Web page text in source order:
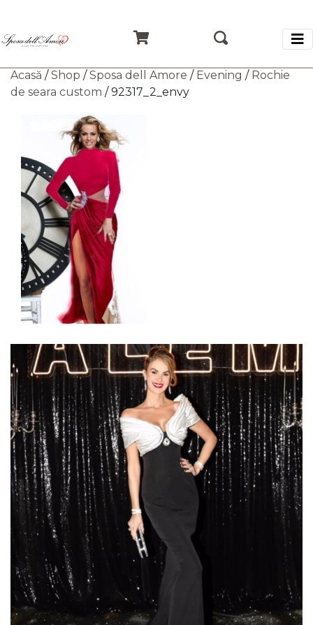
Acasă /Shop /Sposa dell Amore / Evening / Rochie
de seara custom / 92317_2_envy